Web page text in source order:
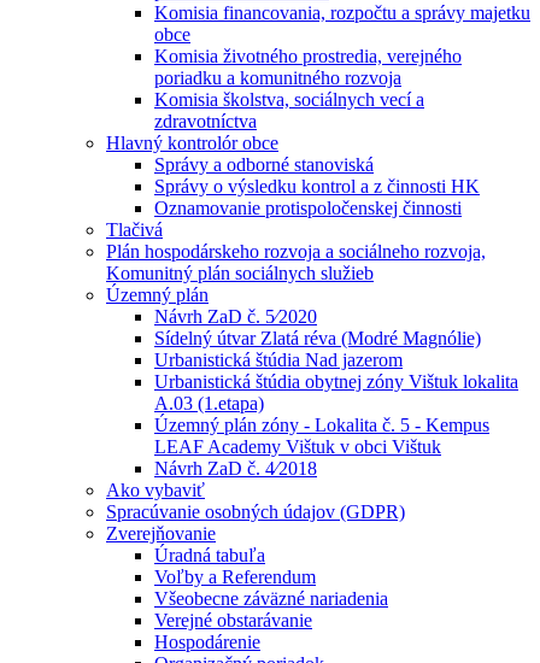
Komisia financovania, rozpočtu a správy majetku
obce
Komisia životného prostredia, verejného
poriadku a komunitného rozvoja
Komisia školstva, sociálnych vecí a
zdravotníctva
Hlavný kontrolór obce
Správy a odborné stanoviská
Správy o výsledku kontrol a z činnosti HK
Oznamovanie protispoločenskej činnosti
Tlačivá
Plán hospodárskeho rozvoja a sociálneho rozvoja,
Komunitný plán sociálnych služieb
Územný plán
Návrh ZaD č. 5⁄2020
Sídelný útvar Zlatá réva (Modré Magnólie)
Urbanistická štúdia Nad jazerom
Urbanistická štúdia obytnej zóny Vištuk lokalita
A.03 (1.etapa)
Územný plán zóny - Lokalita č. 5 - Kempus
LEAF Academy Vištuk v obci Vištuk
Návrh ZaD č. 4⁄2018
Ako vybaviť
Spracúvanie osobných údajov (GDPR)
Zverejňovanie
Úradná tabuľa
Voľby a Referendum
Všeobecne záväzné nariadenia
Verejné obstarávanie
Hospodárenie